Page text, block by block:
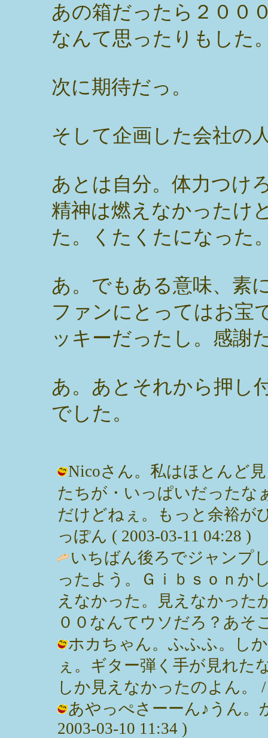
あの箱だったら２００
なんて思ったりもした
次に期待だっ。
そして企画した会社の
あとは自分。体力つけ
精神は燃えなかったけ
た。くたくたになった
あ。でもある意味、素
ファンにとってはお宝
ッキーだったし。感謝
あ。あとそれから押し
でした。
Nicoさん。私はほとんど
たちが・いっぱいだったな
だけどねぇ。もっと余裕が
っぽん ( 2003-03-11 04:28 )
いちばん後ろでジャンプ
ったよう。Ｇｉｂｓｏｎか
えなかった。見えなかった
００なんてウソだろ？あそ
ホカちゃん。ふふふ。し
ぇ。ギター弾く手が見れた
しか見えなかったのよん。
あやっぺさーーん♪うん。
2003-03-10 11:34 )